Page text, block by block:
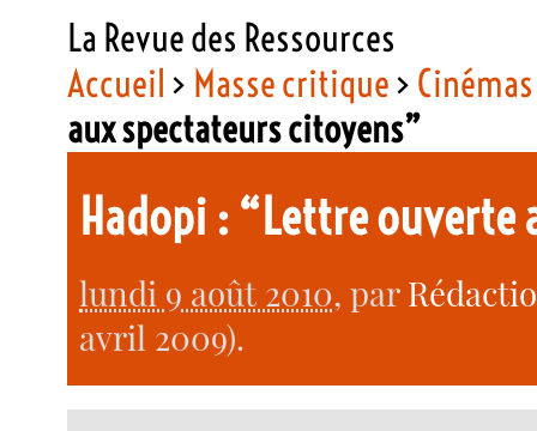
La Revue des Ressources
Accueil > Masse critique>
aux spectateurs citoyens”
Hadopi : “Lettre
lundi 9 août 2010, par
avril 2009).